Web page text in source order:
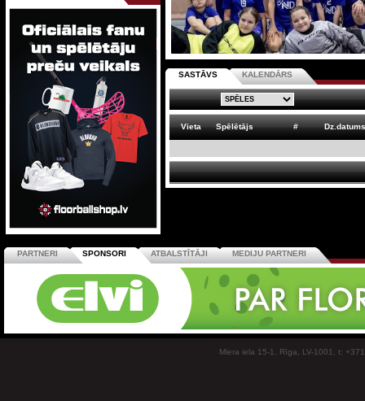
SASTĀVS KALENDĀRS
Vieta Spēlētājs # Dz.datums
PARTNERI SPONSORI ATBALSTĪTĀJI MEDIJU PARTNERI
Miera iela 15-1, Rīga, LV-1001, t: